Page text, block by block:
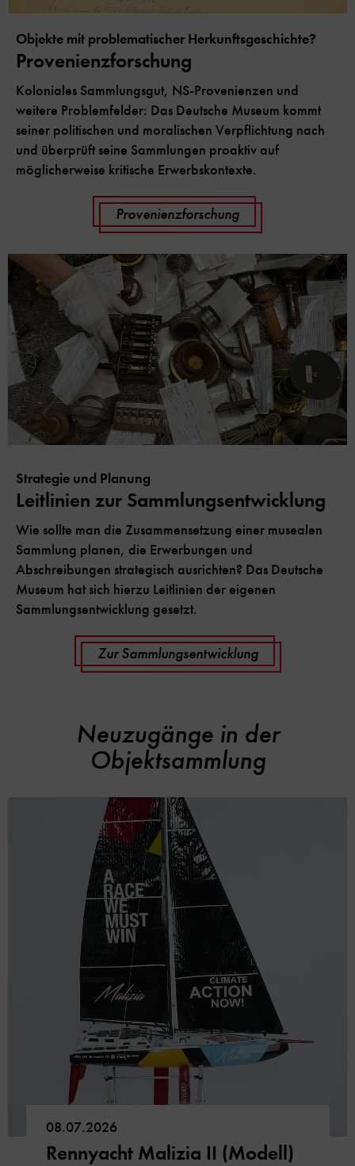
Objekte mit problematischer Herkunftsgeschichte?
Provenienzforschung
Koloniales Sammlungsgut, NS-Provenienzen und
weitere Problemfelder: Das Deutsche Museum kommt
seiner politischen und moralischen Verpflichtung nach
und überprüft seine Sammlungen proaktiv auf
möglicherweise kritische Erwerbskontexte.
Provenienzforschung
Strategie und Planung
Leitlinien zur Sammlungsentwicklung
Wie sollte man die Zusammensetzung einer musealen
Sammlung planen, die Erwerbungen und
Abschreibungen strategisch ausrichten? Das Deutsche
Museum hat sich hierzu Leitlinien der eigenen
Sammlungsentwicklung gesetzt.
Zur Sammlungsentwicklung
Neuzugänge in der
Objektsammlung
08.07.2026
Rennyacht Malizia II (Modell)